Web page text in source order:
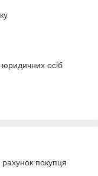
юридичних осіб
покупця